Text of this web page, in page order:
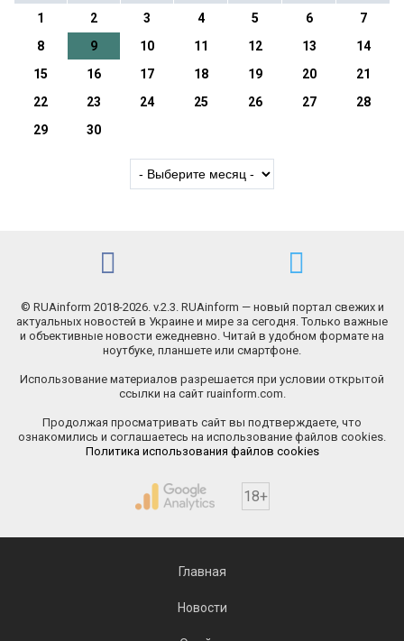
1 2 3 4 5 6
7
8
9 10 11 12 13
14
15
16 17 18 19 20
21
22
23 24 25 26 27
28
29
30
© RUAinform 2018-2026. v.2.3. RUAinform — новый портал свежих и
актуальных новостей в Украине и мире за сегодня. Только важные
и объективные новости ежедневно. Читай в удобном формате на
ноутбуке, планшете или смартфоне.
Использование материалов разрешается при условии открытой
ссылки на сайт ruainform.com.
Продолжая просматривать сайт вы подтверждаете, что
ознакомились и соглашаетесь на использование файлов cookies.
Политика использования файлов cookies
18+
Главная
Новости